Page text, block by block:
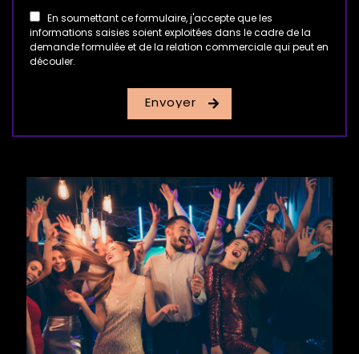
En soumettant ce formulaire, j'accepte que les
informations saisies soient exploitées dans le cadre de la
demande formulée et de la relation commerciale qui peut en
découler.